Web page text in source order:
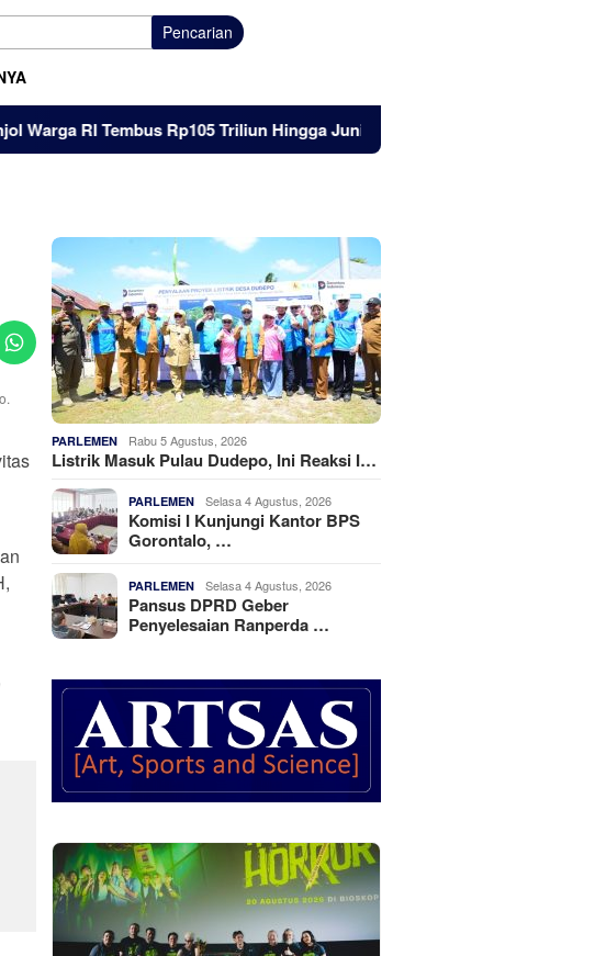
Pencarian
RI Tembus Rp105 Triliun Hingga Juni 2026
PARLEMEN Rabu 5 Agustus, 2026
Listrik Masuk Pulau Dudepo, Ini Reaksi I…
PARLEMEN Selasa 4 Agustus, 2026
Komisi I Kunjungi Kantor BPS
Gorontalo, …
PARLEMEN Selasa 4 Agustus, 2026
Pansus DPRD Geber
Penyelesaian Ranperda …